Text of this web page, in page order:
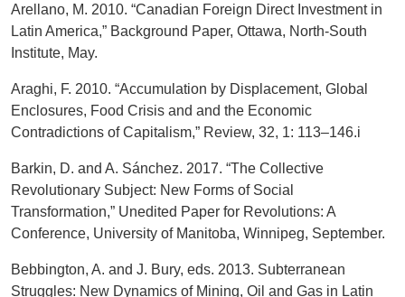
Arellano, M. 2010. “Canadian Foreign Direct Investment in
Latin America,” Background Paper, Ottawa, North-South
Institute, May.
Araghi, F. 2010. “Accumulation by Displacement, Global
Enclosures, Food Crisis and and the Economic
Contradictions of Capitalism,” Review, 32, 1: 113–146.i
Barkin, D. and A. Sánchez. 2017. “The Collective
Revolutionary Subject: New Forms of Social
Transformation,” Unedited Paper for Revolutions: A
Conference, University of Manitoba, Winnipeg, September.
Bebbington, A. and J. Bury, eds. 2013. Subterranean
Struggles: New Dynamics of Mining, Oil and Gas in Latin